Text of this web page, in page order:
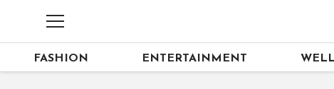
FASHION ENTERTAINMENT